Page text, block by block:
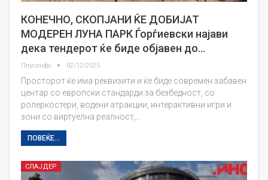
КОНЕЧНО, СКОПЈАНИ ЌЕ ДОБИЈАТ
МОДЕРЕН ЛУНА ПАРК Ѓорѓиевски најави
дека тендерот ќе биде објавен до…
Плусинфо 02/12/2025
Просторот ќе има реквизити и ќе биде современ забавен
центар со европски стандарди за безбедност, со
ролеркостери, водени атракции, интерактивни игри и
зони со виртуелна реалност,…
ПОВЕЌЕ...
СЛАЈДЕР